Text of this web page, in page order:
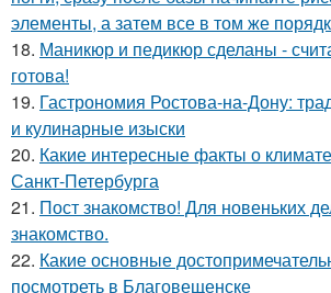
элементы, а затем все в том же
18. Маникюр и педикюр сделаны -
готова!
19. Гастрономия Ростова-на-Дону:
и кулинарные изыски
20. Какие интересные факты о
Санкт-Петербурга
21. Пост знакомство! Для новеньких
знакомство.
22. Какие основные
посмотреть в Благовещенске